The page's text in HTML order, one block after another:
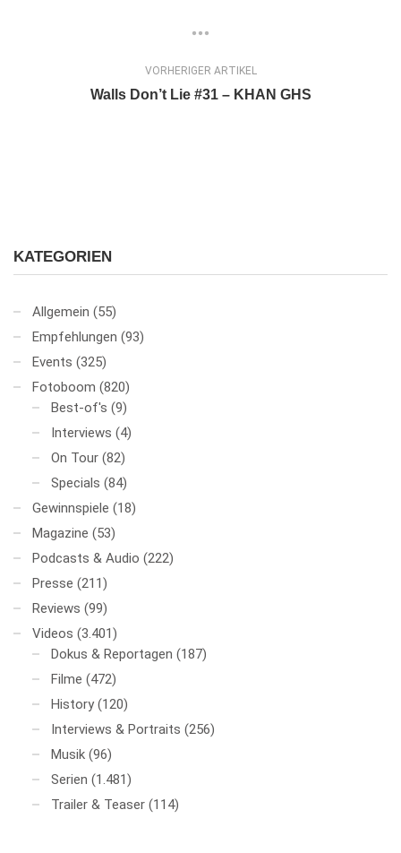
VORHERIGER ARTIKEL
Walls Don’t Lie #31 – KHAN GHS
KATEGORIEN
Allgemein (55)
Empfehlungen (93)
Events (325)
Fotoboom (820)
Best-of's (9)
Interviews (4)
On Tour (82)
Specials (84)
Gewinnspiele (18)
Magazine (53)
Podcasts & Audio (222)
Presse (211)
Reviews (99)
Videos (3.401)
Dokus & Reportagen (187)
Filme (472)
History (120)
Interviews & Portraits (256)
Musik (96)
Serien (1.481)
Trailer & Teaser (114)